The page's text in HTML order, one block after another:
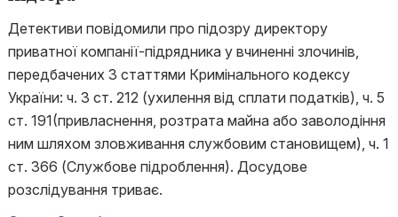
Детективи повідомили про підозру директору
приватної компанії-підрядника у вчиненні злочинів,
передбачених 3 статтями Кримінального кодексу
України: ч. 3 ст. 212 (ухилення від сплати податків), ч. 5
ст. 191(привласнення, розтрата майна або заволодіння
ним шляхом зловживання службовим становищем), ч. 1
ст. 366 (Службове підроблення). Досудове
розслідування триває.